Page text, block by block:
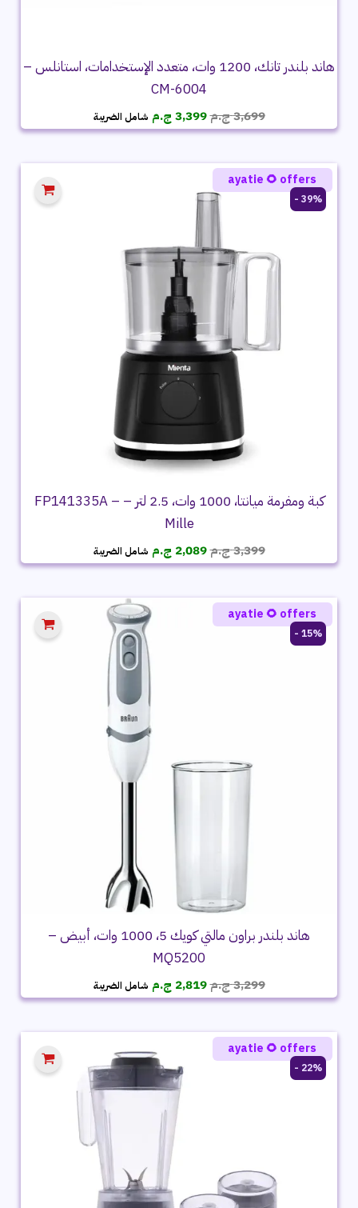
هاند بلندر تانك، 1200 وات، متعدد الإستخدامات، استانلس –
CM-6004
3,699ج.مالسعر
الأصلي
3,699 ج.م.
3,399 ج.م السعر
الحالي
3,399 ج.م.
شامل الضريبة
39% -
كبة ومفرمة ميانتا، 1000 وات، 2.5 لتر – FP141335A –
Mille
3,399ج.مالسعر
الأصلي
3,399 ج.م.
2,089 ج.م السعر
الحالي
2,089 ج.م.
شامل الضريبة
ayatie 🌻 offers
15% -
هاند بلندر براون مالتي كويك 5، 1000 وات، أبيض –
MQ5200
3,299ج.مالسعر
الأصلي
3,299 ج.م.
2,819 ج.م السعر
الحالي
2,819 ج.م.
شامل الضريبة
ayatie 🌻 offers
22% -
ayatie 🌻 offers